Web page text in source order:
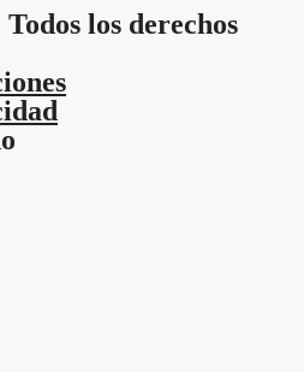
los derechos